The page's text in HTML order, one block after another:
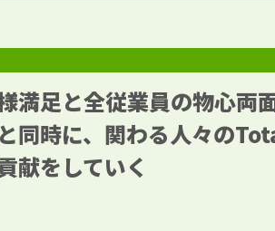
満足と全従業員の物心両
同時に、関わる人々の
献をしていく